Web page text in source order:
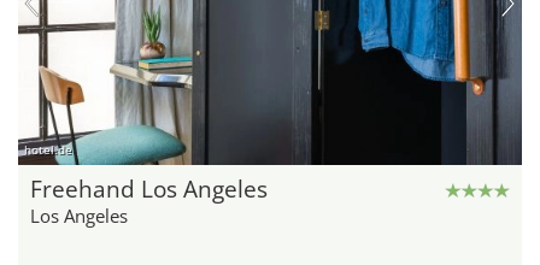
hotel.de
Freehand Los Angeles
Los Angeles